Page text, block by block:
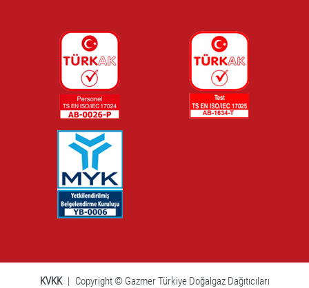
KVKK | Copyright © Gazmer Türkiye Doğalgaz Dağıtıcıları